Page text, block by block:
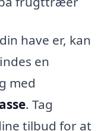
have er, kan
en
med
. Tag
tilbud for at